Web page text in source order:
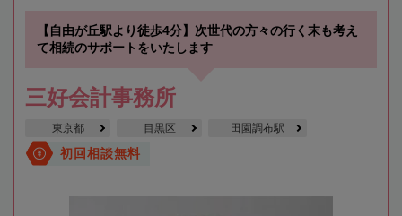
【自由が丘駅より徒歩4分】次世代の方々の行く末も考え
て相続のサポートをいたします
三好会計事務所
東京都 目黒区 田園調布駅
初回相談無料